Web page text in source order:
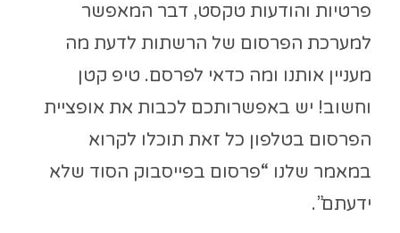
פרטיות והודעות טקסט, דבר המאפשר
למערכת הפרסום של הרשתות לדעת מה
מעניין אותנו ומה כדאי לפרסם. טיפ קטן
וחשוב! יש באפשרותכם לכבות את אופציית
הפרסום בטלפון כל זאת תוכלו לקרוא
במאמר שלנו “פרסום בפייסבוק הסוד שלא
ידעתם”.